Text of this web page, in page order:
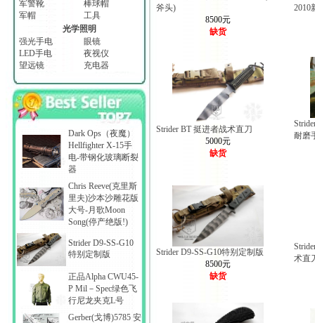
军警靴
棒球帽
军帽
工具
光学照明
强光手电
眼镜
LED手电
夜视仪
望远镜
充电器
Dark Ops（夜魔）
Hellfighter X-15手
电-带钢化玻璃断裂
器
Chris Reeve(克里斯
里夫)沙本沙雕花版
大号-月歌Moon
Song(停产绝版!)
Strider D9-SS-G10
特别定制版
正品Alpha CWU45-
P Mil－Spec绿色飞
行尼龙夹克L号
Gerber(戈博)5785 安
斧头)
8500元
缺货
2010
Strider BT 挺进者战术直刀
5000元
缺货
耐磨
Strider D9-SS-G10特别定制版
8500元
缺货
术直